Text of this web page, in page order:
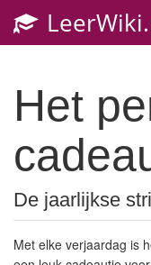
Het
De jaarlijkse
Met elke verjaardag is